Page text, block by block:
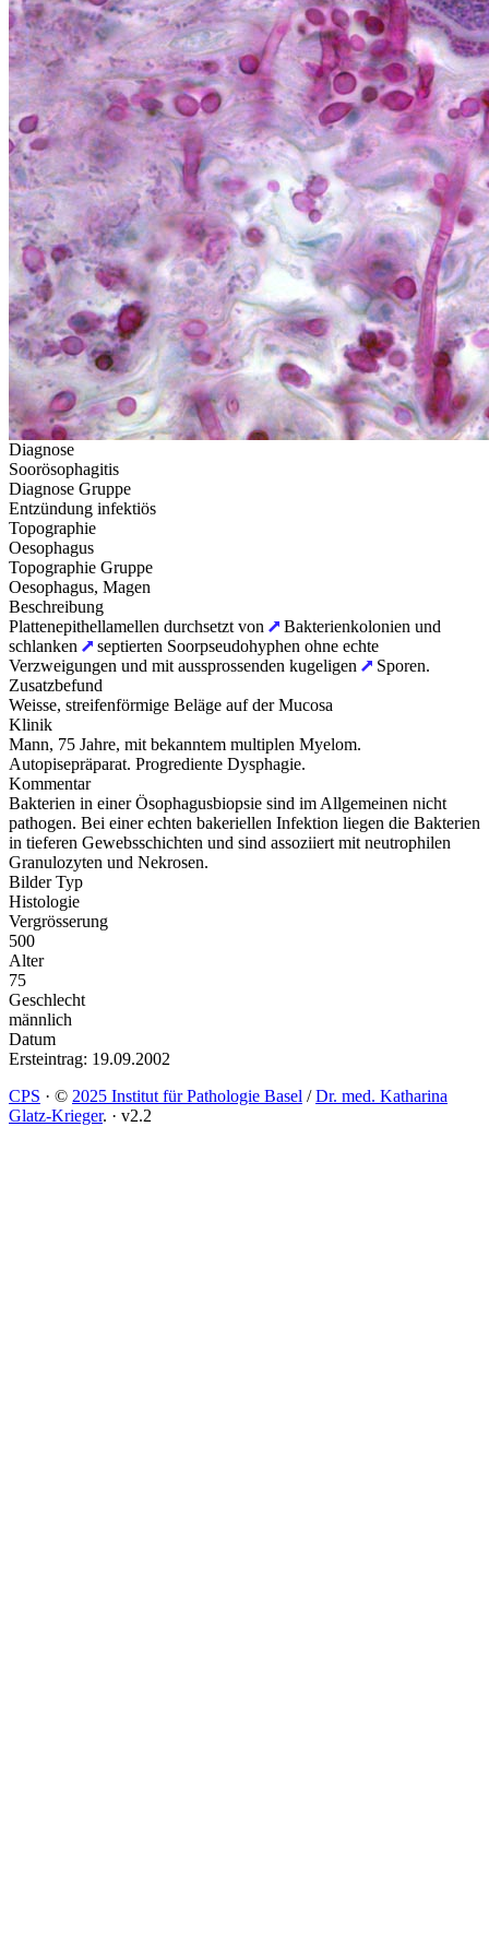
Diagnose
Soorösophagitis
Diagnose Gruppe
Entzündung infektiös
Topographie
Oesophagus
Topographie Gruppe
Oesophagus, Magen
Beschreibung
Plattenepithellamellen durchsetzt von
Bakterienkolonien und
schlanken
septierten Soorpseudohyphen ohne echte
Verzweigungen und mit aussprossenden kugeligen
Sporen.
Zusatzbefund
Weisse, streifenförmige Beläge auf der Mucosa
Klinik
Mann, 75 Jahre, mit bekanntem multiplen Myelom.
Autopisepräparat. Progrediente Dysphagie.
Kommentar
Bakterien in einer Ösophagusbiopsie sind im Allgemeinen nicht
pathogen. Bei einer echten bakeriellen Infektion liegen die Bakterien
in tieferen Gewebsschichten und sind assoziiert mit neutrophilen
Granulozyten und Nekrosen.
Bilder Typ
Histologie
Vergrösserung
500
Alter
75
Geschlecht
männlich
Datum
Ersteintrag: 19.09.2002
CPS · © 2025 Institut für Pathologie Basel /Dr. med. Katharina
Glatz-Krieger. · v2.2